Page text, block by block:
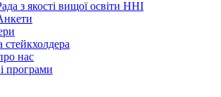
з якості вищої освіти ННІ
стейкхолдера
нас
програми